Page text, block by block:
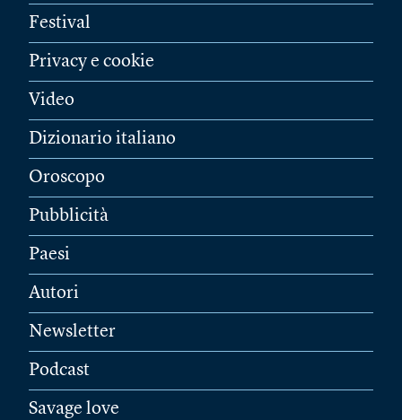
Festival
Privacy e cookie
Video
Dizionario italiano
Oroscopo
Pubblicità
Paesi
Autori
Newsletter
Podcast
Savage love